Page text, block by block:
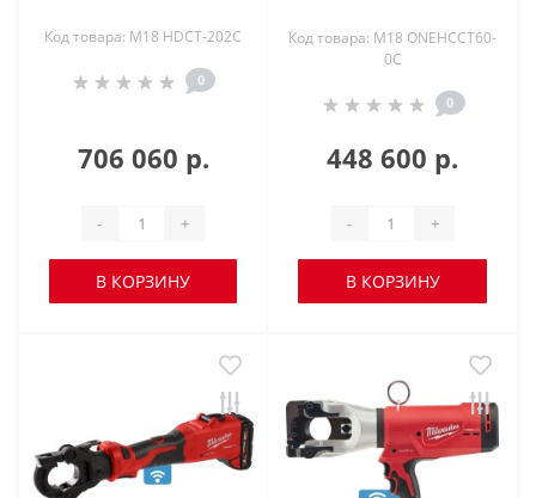
Код товара: M18 HDCT-202C
0
706 060 р.
- +
В КОРЗИНУ
Код товара: M18 ONEHCCT60-
0C
0
448 600 р.
- +
В КОРЗИНУ